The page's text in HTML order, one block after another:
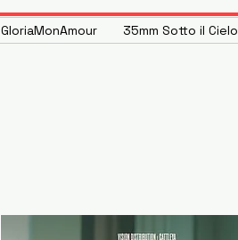
GloriaMonAmour 35mm Sotto il Cielo